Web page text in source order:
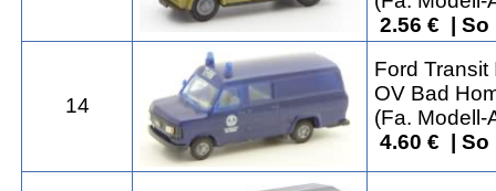
2.56 € | So
14
Ford Transit
OV Bad
(Fa. Modell-
4.60 € | So